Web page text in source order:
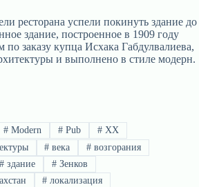
ресторана успели покинуть здание до
здание, построенное в 1909 году
заказу купца Исхака Габдулвалиева,
и выполнено в стиле модерн.
# Modern # Pub # XX
# века # возгорания
# здание # Зенков
# локализация